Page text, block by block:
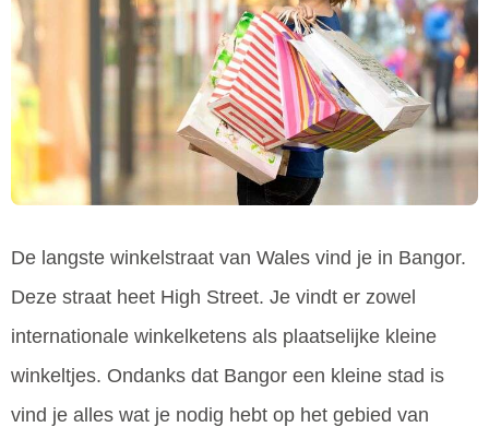
De langste winkelstraat van Wales vind je in Bangor.
Deze straat heet High Street. Je vindt er zowel
internationale winkelketens als plaatselijke kleine
winkeltjes. Ondanks dat Bangor een kleine stad is
vind je alles wat je nodig hebt op het gebied van